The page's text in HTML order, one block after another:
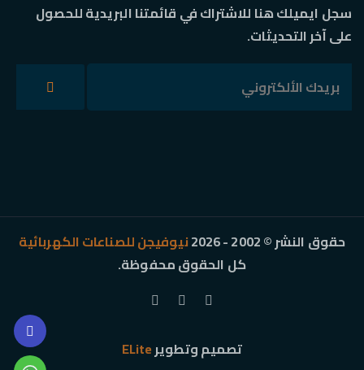
سجل ايميلك هنا للاشتراك في قائمتنا البريدية للحصول
على آخر التحديثات.
حقوق النشر © 2002 - 2026
نيوفيجن للصناعات الكهربائية
كل الحقوق محفوظة.
تصميم وتطويرELite